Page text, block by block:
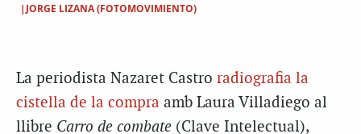
|JORGE LIZANA (FOTOMOVIMIENTO)
La periodista Nazaret Castro radiografia la
cistella de la compra amb Laura Villadiego al
llibre Carro de combate (Clave Intelectual),